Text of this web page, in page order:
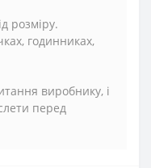
розміру.
годинниках,
виробнику, і
перед